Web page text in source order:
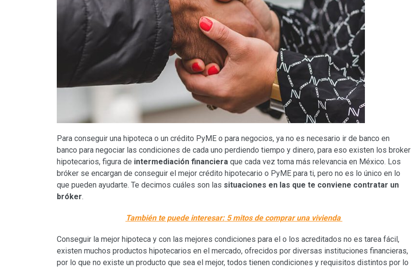
Para conseguir una hipoteca o un crédito PyME o para negocios, ya no es necesario ir de banco en
banco para negociar las condiciones de cada uno perdiendo tiempo y dinero, para eso existen los broker
hipotecarios, figura de intermediación financiera que cada vez toma más relevancia en México. Los
bróker se encargan de conseguir el mejor crédito hipotecario o PyME para ti, pero no es lo único en lo
que pueden ayudarte. Te decimos cuáles son las situaciones en las que te conviene contratar un
bróker.
También te puede interesar:5 mitos de comprar una vivienda
Conseguir la mejor hipoteca y con las mejores condiciones para el o los acreditados no es tarea fácil,
existen muchos productos hipotecarios en el mercado, ofrecidos por diversas instituciones financieras,
por lo que no existe un producto que sea el mejor, todos tienen condiciones y requisitos distintos por lo